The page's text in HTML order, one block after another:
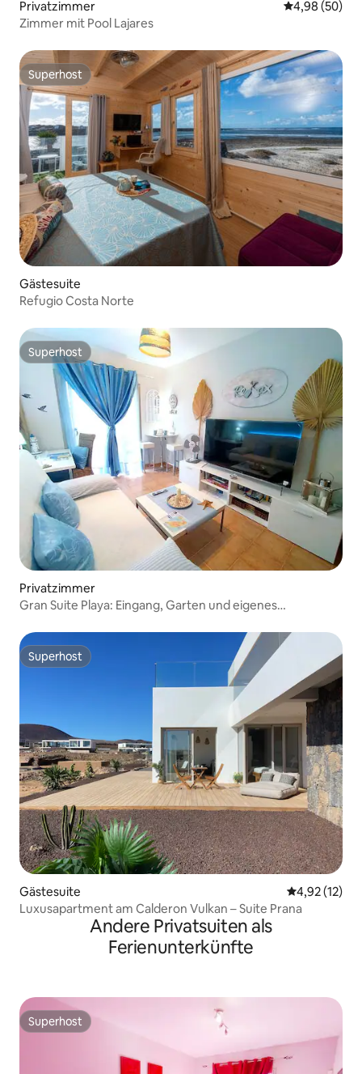
Privatzimmer
4,98 (50)
Zimmer mit Pool Lajares
Superhost
Superhost
Gästesuite
Refugio Costa Norte
Superhost
Superhost
Privatzimmer
Gran Suite Playa: Eingang, Garten und eigenes
Superhost
Superhost
Gästesuite
4,92 (12)
Luxusapartment am Calderon Vulkan – Suite Prana
Andere Privatsuiten als
Ferienunterkünfte
Superhost
Superhost